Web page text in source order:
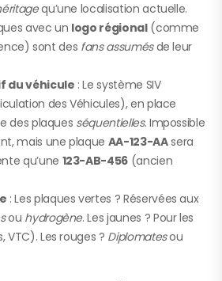
qu’une localisation actuelle.
avec un logo régional(comme
sont des fans assumésde leur
du véhicule : Le système SIV
des Véhicules), en place
des plaques séquentielles. Impossible
mais une plaque AA-123-AAsera
qu’une 123-AB-456 (ancien
: Les plaques vertes ? Réservées aux
ou hydrogène. Les jaunes ? Pour les
VTC). Les rouges ? Diplomatesou